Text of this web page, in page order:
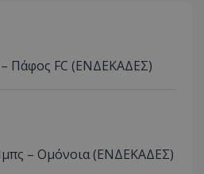
Πάφος FC (ΕΝΔΕΚΑΔΕΣ)
– Ομόνοια (ΕΝΔΕΚΑΔΕΣ)